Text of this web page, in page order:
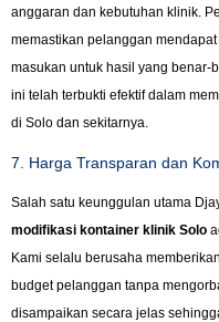
anggaran dan kebutuhan klinik.
memastikan pelanggan
masukan untuk hasil yang benar-
ini telah terbukti efektif dalam
di Solo dan sekitarnya.
7. Harga Transparan dan
Salah satu keunggulan utama
modifikasi kontainer klinik Solo
Kami selalu berusaha
budget pelanggan tanpa
disampaikan secara jelas